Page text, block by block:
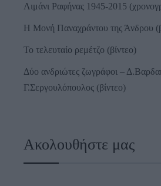
Λιμάνι Ραφήνας 1945-2015
Η Μονή Παναχράντου της Άνδρου
Το τελευταίο ρεμέτζο (βίντεο)
Δύο ανδριώτες ζωγράφοι –
Γ.Σεργουλόπουλος (βίντεο)
Ακολουθήστε μας